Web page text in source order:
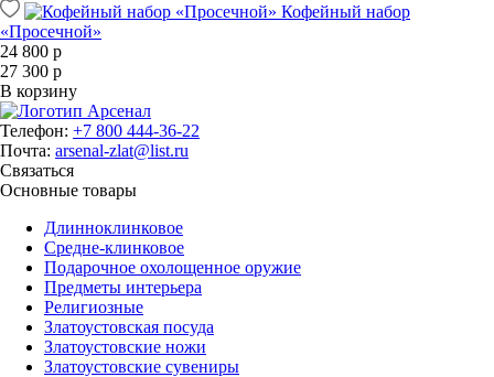
Кофейный набор
«Просечной»
24 800 р
27 300 р
В корзину
Телефон: +7 800 444-36-22
Почта: arsenal-zlat@list.ru
Связаться
Основные товары
Длинноклинковое
Средне-клинковое
Подарочное охолощенное оружие
Предметы интерьера
Религиозные
Златоустовская посуда
Златоустовские ножи
Златоустовские сувениры